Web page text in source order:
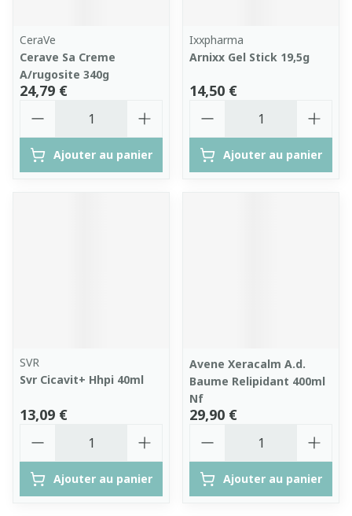
CeraVe
Cerave Sa Creme
A/rugosite 340g
24,79 €
Ajouter au panier
Ixxpharma
Arnixx Gel Stick 19,5g
14,50 €
Ajouter au panier
SVR
Svr Cicavit+ Hhpi 40ml
13,09 €
Ajouter au panier
Avene Xeracalm A.d.
Baume Relipidant 400ml
Nf
29,90 €
Ajouter au panier